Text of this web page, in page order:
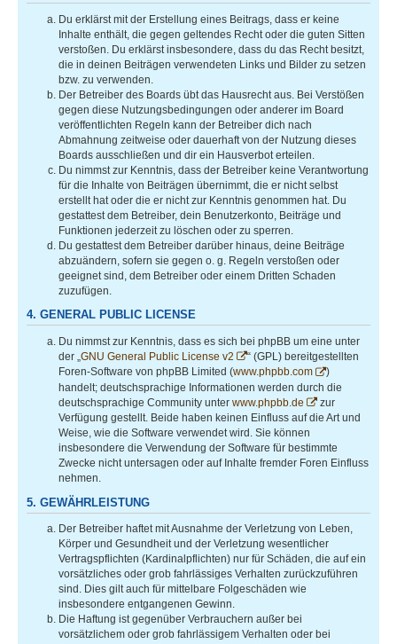
Du erklärst mit der Erstellung eines Beitrags, dass er keine
Inhalte enthält, die gegen geltendes Recht oder die guten Sitten
verstoßen. Du erklärst insbesondere, dass du das Recht besitzt,
die in deinen Beiträgen verwendeten Links und Bilder zu setzen
bzw. zu verwenden.
Der Betreiber des Boards übt das Hausrecht aus. Bei Verstößen
gegen diese Nutzungsbedingungen oder anderer im Board
veröffentlichten Regeln kann der Betreiber dich nach
Abmahnung zeitweise oder dauerhaft von der Nutzung dieses
Boards ausschließen und dir ein Hausverbot erteilen.
Du nimmst zur Kenntnis, dass der Betreiber keine Verantwortung
für die Inhalte von Beiträgen übernimmt, die er nicht selbst
erstellt hat oder die er nicht zur Kenntnis genommen hat. Du
gestattest dem Betreiber, dein Benutzerkonto, Beiträge und
Funktionen jederzeit zu löschen oder zu sperren.
Du gestattest dem Betreiber darüber hinaus, deine Beiträge
abzuändern, sofern sie gegen o. g. Regeln verstoßen oder
geeignet sind, dem Betreiber oder einem Dritten Schaden
zuzufügen.
4. GENERAL PUBLIC LICENSE
Du nimmst zur Kenntnis, dass es sich bei phpBB um eine unter
der „GNU General Public License v2
“ (GPL) bereitgestellten
Foren-Software von phpBB Limited (www.phpbb.com
)
handelt; deutschsprachige Informationen werden durch die
deutschsprachige Community unter www.phpbb.de
zur
Verfügung gestellt. Beide haben keinen Einfluss auf die Art und
Weise, wie die Software verwendet wird. Sie können
insbesondere die Verwendung der Software für bestimmte
Zwecke nicht untersagen oder auf Inhalte fremder Foren Einfluss
nehmen.
5. GEWÄHRLEISTUNG
Der Betreiber haftet mit Ausnahme der Verletzung von Leben,
Körper und Gesundheit und der Verletzung wesentlicher
Vertragspflichten (Kardinalpflichten) nur für Schäden, die auf ein
vorsätzliches oder grob fahrlässiges Verhalten zurückzuführen
sind. Dies gilt auch für mittelbare Folgeschäden wie
insbesondere entgangenen Gewinn.
Die Haftung ist gegenüber Verbrauchern außer bei
vorsätzlichem oder grob fahrlässigem Verhalten oder bei